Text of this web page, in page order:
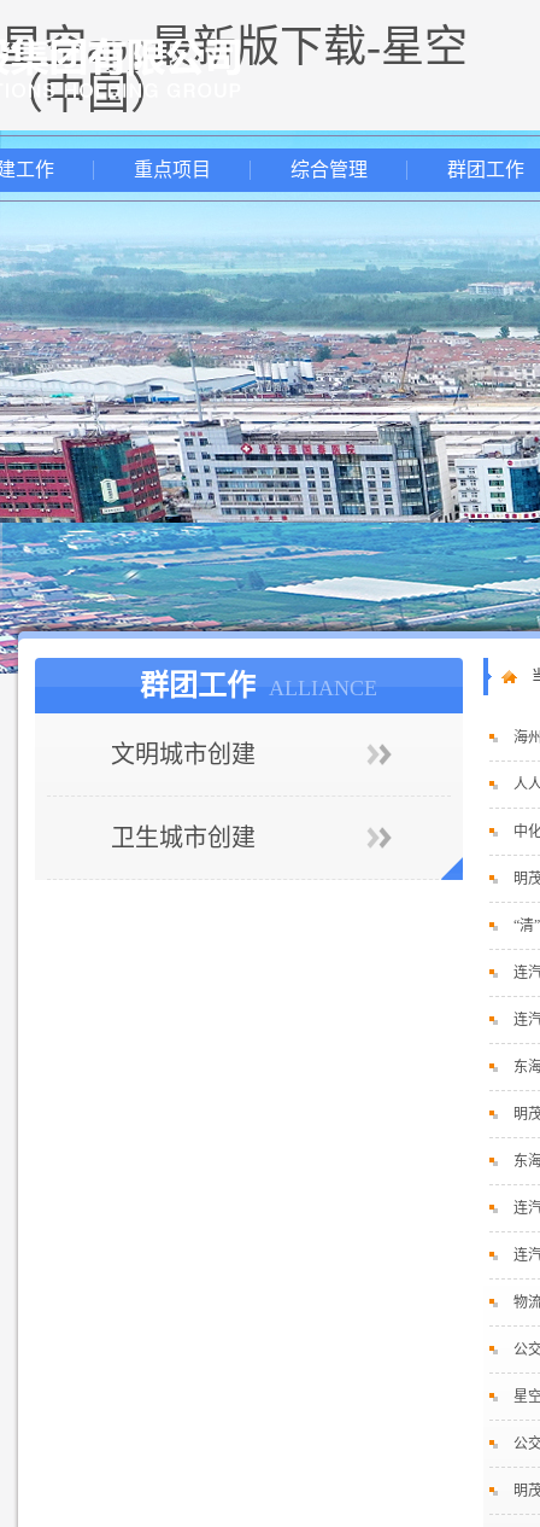
星空app最新版下载-星空
（中国）
工作 重点项目 综合管理 群团工作
群团工作 ALLIANCE
文明城市创建
卫生城市创建
海
人
中
明
“清
连
连
东
明
东
连
连
物
公
星
公
明